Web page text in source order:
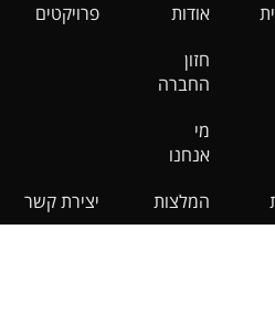
אודות
חזון
החברה
מי
אנחנו
פרויקטים
המלצות יצירת קשר